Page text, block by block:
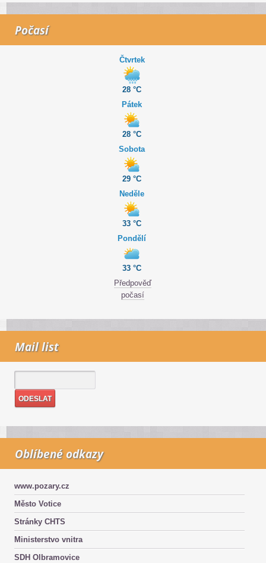
Počasí
Čtvrtek
28 °C
Pátek
28 °C
Sobota
29 °C
Neděle
33 °C
Pondělí
33 °C
Předpověď
počasí
Mail list
Oblíbené odkazy
www.pozary.cz
Město Votice
Stránky CHTS
Ministerstvo vnitra
SDH Olbramovice